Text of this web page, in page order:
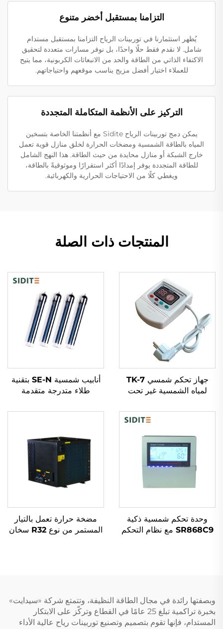
التزامنا بمستقبل أخضر متنوع
يُظهر استثمارنا في توربينات الرياح التزامنا بمستقبل مستدام
شامل. لا نقدم فقط حلًا واحدًا، بل نوفر مسارات متعددة لتحقيق
الاكتفاء الذاتي من الطاقة والحد من الانبعاثات الكربونية، مما يتيح
للعملاء اختيار أفضل مزيج يناسب موقعهم واحتياجاتهم.
التركيز على الأنظمة المتكاملة المتجددة
يمكن دمج توربينات الرياح Sidite مع أنظمتنا الخاصة بتسخين
المياه بالطاقة الشمسية ومضخات الحرارة لخلق منازل قوية تعمل
خارج الشبكة أو منازل محايدة من حيث الطاقة. هذا النهج الشامل
للطاقة المتجددة يوفر إمدادًا أكثر استقرارًا وموثوقيةً بالطاقة،
ويغطي كلًا من الاحتياجات الحرارية والكهربائية.
المنتجات ذات الصلة
جهاز تحكم شمسي TK-7
لمياه الشمسية غير تحت
أنابيب شمسية SE-N بتقنية
طلاء متدرجة متقدمة
عالية المكون الأساسي
وحدة تحكم شمسية ذكية
SR868C9 مع نظام التحكم
مضخة حرارة تعمل بالتيار
المستمر من نوع R32 سخان
وبصفتها رائدة في مجال الطاقة النظيفة، وتتمتع شركة «سيدايت»
بخبرة تراكمية تبلغ 25 عامًا في القطاع وتركّز على الابتكار
المستدام، فإنها تقوم بتصميم وتصنيع توربينات رياح عالية الأداء